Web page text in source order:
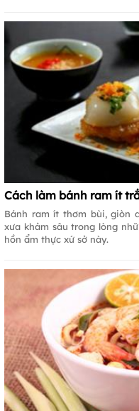
Cách làm bánh ram ít
Bánh ram ít thơm bùi, giòn
xưa khảm sâu trong lòng
hồn ẩm thực xứ sở này.